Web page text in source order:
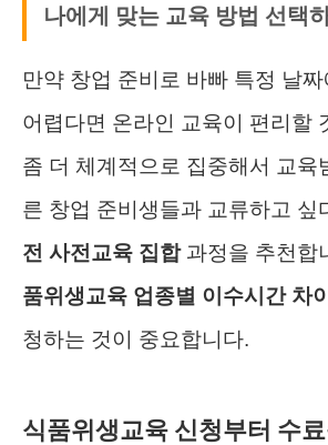
나에게 맞는 교육 방법 선택
만약 창업 준비로 바빠 특정 날
어렵다면 온라인 교육이 편리할
좀 더 체계적으로 집중해서 교육
른 창업 준비생들과 교류하고 싶
전 사전교육 집합과정을 추천합
품위생교육 업종별 이수시간 차이
청하는 것이 중요합니다.
식품위생교육 신청부터 수